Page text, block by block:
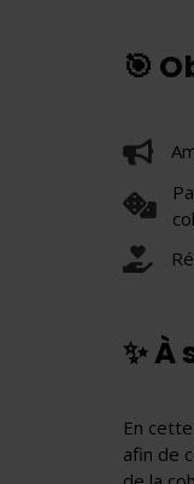
🎯
✨
En
afin de